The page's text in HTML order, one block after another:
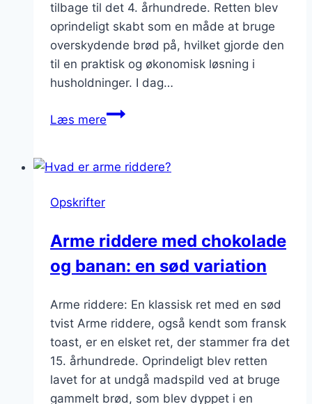
tilbage til det 4. århundrede. Retten blev
oprindeligt skabt som en måde at bruge
overskydende brød på, hvilket gjorde den
til en praktisk og økonomisk løsning i
husholdninger. I dag…
Læs mereArme
flødeskum
dessert
Opskrifter
Arme riddere med chokolade
og banan: en sød variation
Arme riddere: En klassisk ret med en sød
tvist Arme riddere, også kendt som fransk
toast, er en elsket ret, der stammer fra det
15. århundrede. Oprindeligt blev retten
lavet for at undgå madspild ved at bruge
gammelt brød, som blev dyppet i en